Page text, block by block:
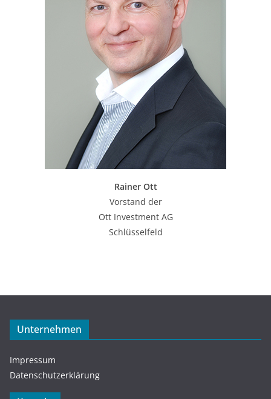
Rainer Ott
Vorstand der
Ott Investment AG
Schlüsselfeld
Unternehmen
Impressum
Datenschutzerklärung